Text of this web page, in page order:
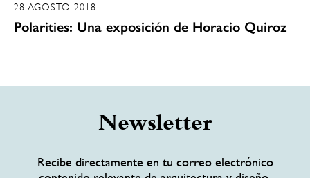
28 AGOSTO 2018
Polarities: Una exposición de Horacio Quiroz
Newsletter
Recibe directamente en tu correo electrónico